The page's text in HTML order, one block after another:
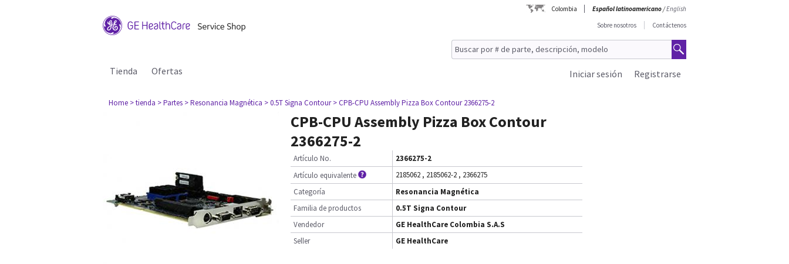
Colombia Español latinoamericano/English
Sobre nosotros
Contáctenos
Tienda Ofertas Registrarse
Iniciar sesión
Home > tienda > Partes > Resonancia Magnética > 0.5T Signa Contour > CPB-CPU Assembly Pizza Box Contour 2366275-2
CPB-CPU Assembly Pizza Box Contour
2366275-2
Artículo No.
2366275-2
Artículo equivalente
2185062 , 2185062-2 , 2366275
Categoría
Resonancia Magnética
Familia de productos
0.5T Signa Contour
Vendedor
GE HealthCare Colombia S.A.S
Seller
GE HealthCare